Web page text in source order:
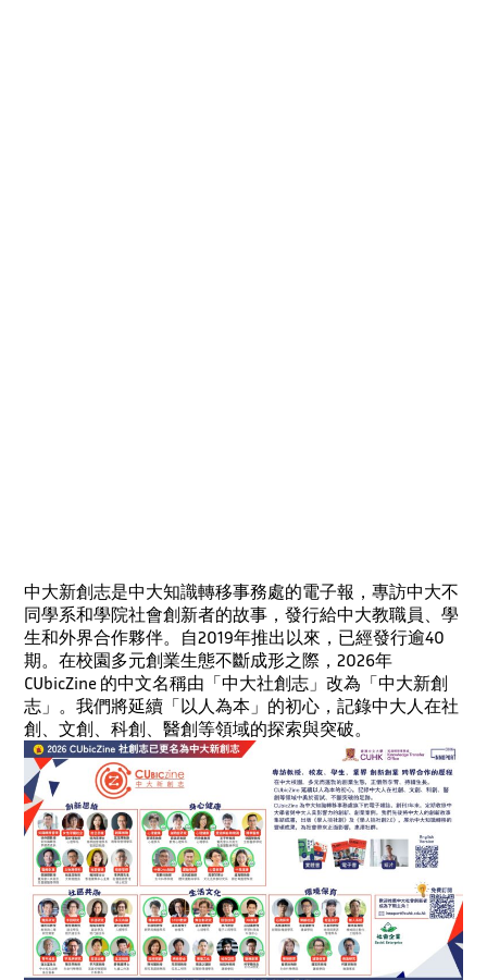
中大新創志是中大知識轉移事務處的電子報，專訪中大不
同學系和學院社會創新者的故事，發行給中大教職員、學
生和外界合作夥伴。自2019年推出以來，已經發行逾40
期。在校園多元創業生態不斷成形之際，2026年
CUbicZine 的中文名稱由「中大社創志」改為「中大新創
志」。我們將延續「以人為本」的初心，記錄中大人在社
創、文創、科創、醫創等領域的探索與突破。